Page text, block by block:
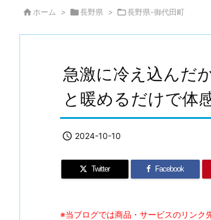
 ホーム > 長野県 > 長野県-御代田町
急激に冷え込んだ
と暖めるだけで体
 2024-10-10
Twitter Facebook
※当ブログでは商品・サービスのリンク